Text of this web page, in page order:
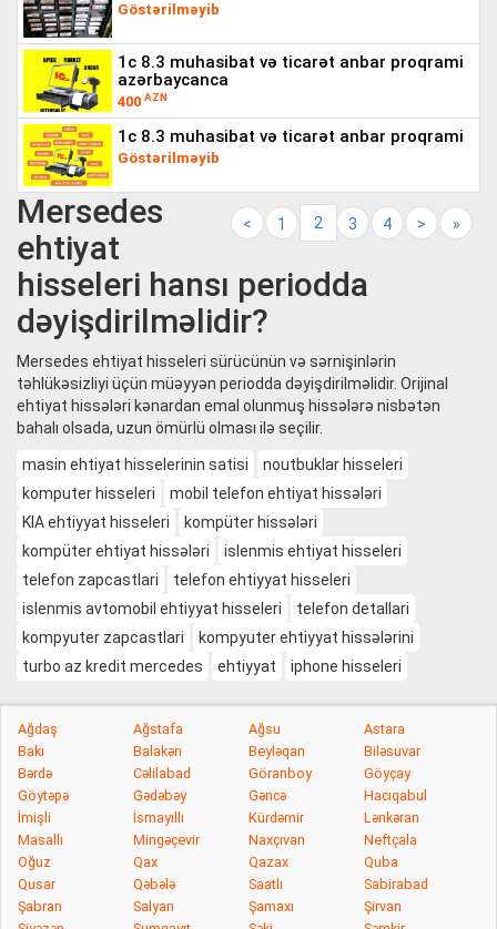
Göstərilməyib
1c 8.3 muhasibat və ticarət anbar proqrami
azərbaycanca
400 AZN
1c 8.3 muhasibat və ticarət anbar proqrami
Göstərilməyib
< 1 2 3 4 > »
Mersedes
ehtiyat
hisseleri hansı periodda
dəyişdirilməlidir?
Mersedes ehtiyat hisseleri sürücünün və sərnişinlərin
təhlükəsizliyi üçün müəyyən periodda dəyişdirilməlidir. Orijinal
ehtiyat hissələri kənardan emal olunmuş hissələrə nisbətən
bahalı olsada, uzun ömürlü olması ilə seçilir.
masin ehtiyat hisselerinin satisi
noutbuklar hisseleri
komputer hisseleri
mobil telefon ehtiyat hissələri
KIA ehtiyyat hisseleri
kompüter hissələri
kompüter ehtiyat hissələri
islenmis ehtiyat hisseleri
telefon zapcastlari
telefon ehtiyyat hisseleri
islenmis avtomobil ehtiyyat hisseleri
telefon detallari
kompyuter zapcastlari
kompyuter ehtiyyat hissələrini
turbo az kredit mercedes
ehtiyyat iphone hisseleri
Ağdaş Ağstafa Ağsu
Astara
Bakı
Balakən Beyləqan
Biləsuvar
Bərdə
Cəlilabad Göranboy
Göyçay
Göytəpə
Gədəbəy Gəncə
Hacıqabul
İmişli
İsmayıllı Kürdəmir
Lənkəran
Masallı
Mingəçevir Naxçıvan
Neftçala
Oğuz
Qax Qazax
Quba
Qusar
Qəbələ Saatlı
Sabirabad
Şabran
Salyan Şamaxı
Şirvan